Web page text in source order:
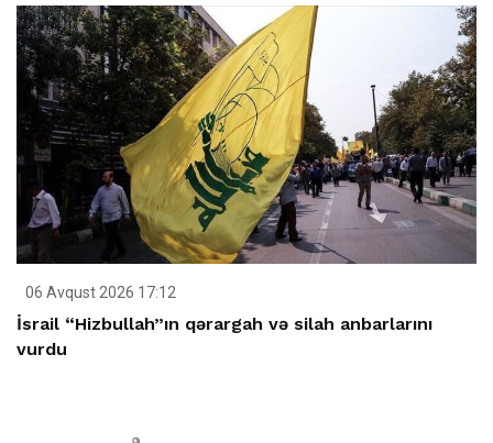
06 Avqust 2026 17:12
İsrail “Hizbullah”ın qərargah və silah anbarlarını
vurdu